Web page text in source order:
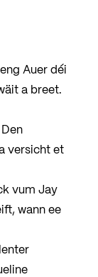
Auer déi
a breet.
versicht et
vum Jay
wann ee